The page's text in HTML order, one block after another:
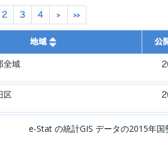
e-Stat の統計GIS データの2015年